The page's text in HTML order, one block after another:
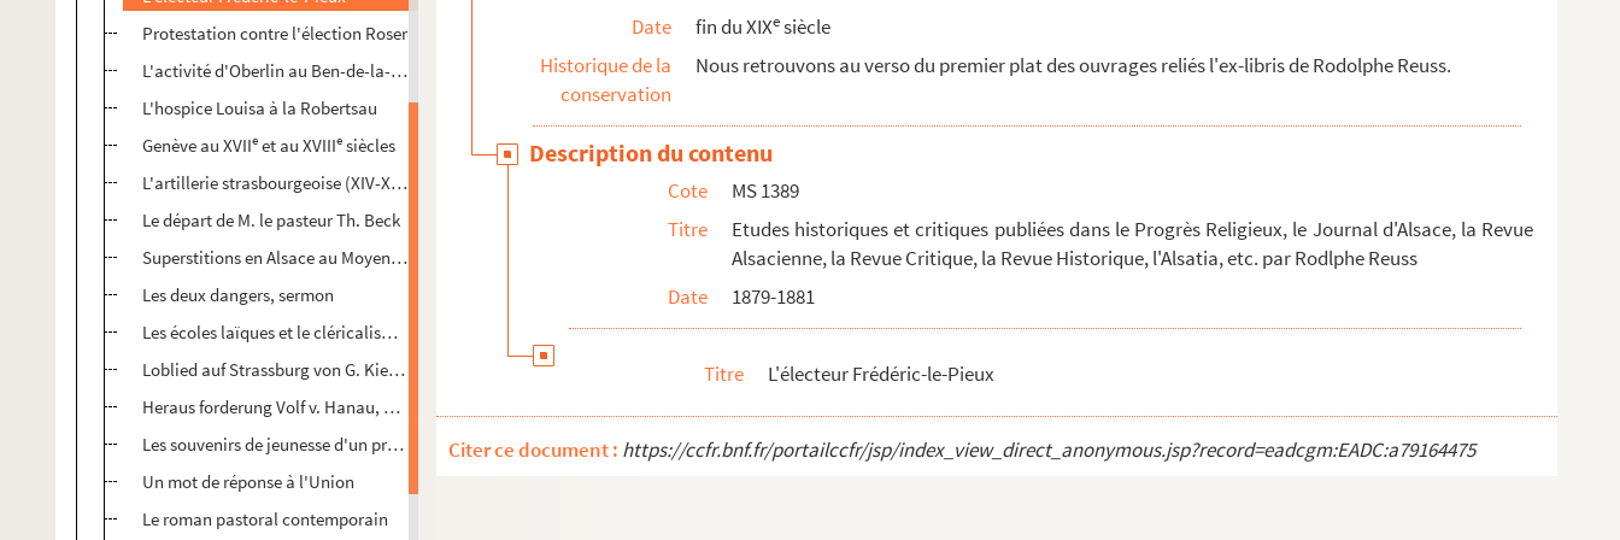
Protestation contre l'élection Roser
L'activité d'Oberlin au Ben-de-la-Roche
L'hospice Louisa à la Robertsau
Genève au XVIIe et au XVIIIe siècles
L'artillerie strasbourgeoise (XIV-XVII
Le départ de M. le pasteur Th. Beck
Superstitions en Alsace au Moyen-Âge
Les deux dangers, sermon
Les écoles laïques et le cléricalisme en Belgique
Loblied auf Strassburg von G. Kienast, 1517
Heraus forderung Volf v. Hanau, 1620
Les souvenirs de jeunesse d'un professeur allemand
Un mot de réponse à l'Union
Le roman pastoral contemporain
Date
fin du XIXesiècle
Historique de la
conservation
Nous retrouvons au verso du premier plat des ouvrages reliés l'ex-libris de Rodolphe Reuss.
Description du contenu
Cote
MS 1389
Titre
Etudes historiques et critiques publiées dans le Progrès Religieux, le Journal d'Alsace, la Revue
Alsacienne, la Revue Critique, la Revue Historique, l'Alsatia, etc. par Rodlphe Reuss
Date
1879-1881
Titre L'électeur Frédéric-le-Pieux
Citer ce document : https://ccfr.bnf.fr/portailccfr/jsp/index_view_direct_anonymous.jsp?record=eadcgm:EADC:a79164475